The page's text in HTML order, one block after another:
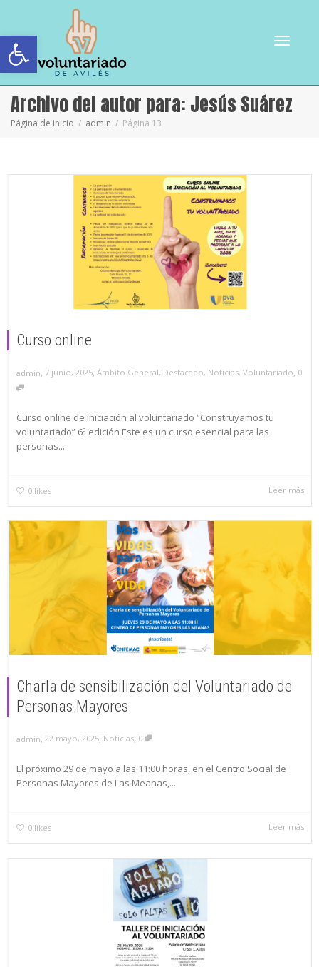
Abrir barra de herramientas
Archivo del autor para: Jesús Suárez
Página de inicio admin Página 13
Curso online
admin, 7 junio, 2025, Ámbito General, Destacado, Noticias, Voluntariado, 0
Curso online de iniciación al voluntariado “Construyamos tu
voluntariado” 6ª edición Este es un curso esencial para las
personas...
0 likes Leer más
Charla de sensibilización del Voluntariado de
Personas Mayores
admin, 22 mayo, 2025, Noticias, 0
El próximo 29 de mayo a las 11:00 horas, en el Centro Social de
Personas Mayores de Las Meanas,...
0 likes Leer más